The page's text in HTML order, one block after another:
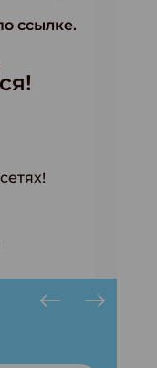
ссылке.